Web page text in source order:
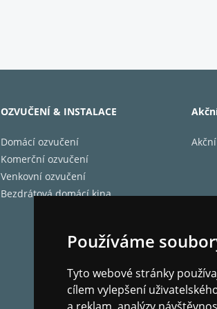
Používáme
Tyto webové stránky
cílem vylepšení
OZVUČENÍ & INSTALACE
Domácí ozvučení
Komerční ozvučení
Venkovní ozvučení
Bezdrátová domácí kina